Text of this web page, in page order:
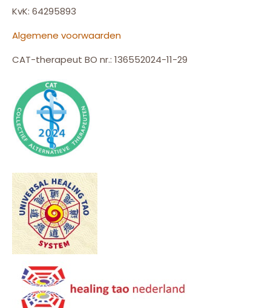
KvK: 64295893
Algemene voorwaarden
CAT-therapeut BO nr.: 136552024-11-29